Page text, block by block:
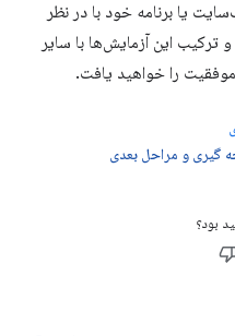
برنامه خود با در نظر
این آزمایش‌ها با سایر
را خواهید یافت.
و مراحل بعدی